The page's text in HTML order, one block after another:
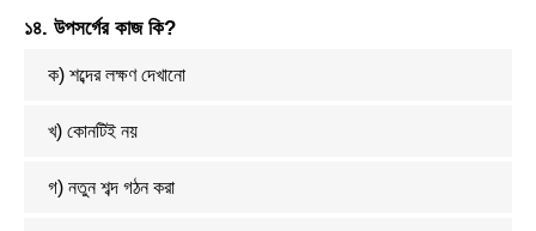
বাংলা ভাষায় ব্যবহৃত ফারসি উপসর্গ এর সংখ্যা ১০ টি। যেমন: না, নিম, ফি, বে, ব, দর,
কার, বর, বদ, কম। তন্মধ্যে "নিম" একটি।
১৪. উপসর্গের কাজ কি?
ক) শব্দের লক্ষণ দেখানো
খ) কোনটিই নয়
গ) নতুন শব্দ গঠন করা